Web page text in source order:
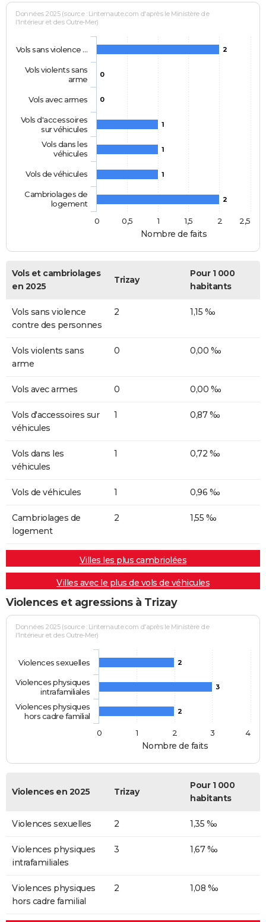
Nombre de faits
Données 2025 (source : Linternaute.com d'après le Ministère de
l'Intérieur et des Outre-Mer)
2
0
0
1
1
1
2
Vols sans violence …
Vols violents sans
arme
Vols avec armes
Vols d'accessoires
sur véhicules
Vols dans les
véhicules
Vols de véhicules
Cambriolages de
logement
0
0,5 1 1,5 2 2,5
Vols et cambriolages
en 2025
Trizay
Pour 1 000
habitants
Vols sans violence
contre des personnes
2 1,15 ‰
Vols violents sans
arme
0 0,00 ‰
Vols avec armes 0 0,00 ‰
Vols d'accessoires sur
véhicules
1 0,87 ‰
Vols dans les
véhicules
1 0,72 ‰
Vols de véhicules 1 0,96 ‰
Cambriolages de
logement
2 1,55 ‰
Villes les plus cambriolées
Villes avec le plus de vols de véhicules
Violences et agressions à Trizay
Nombre de faits
Données 2025 (source : Linternaute.com d'après le Ministère de
l'Intérieur et des Outre-Mer)
2
3
2
Violences sexuelles
Violences physiques
intrafamiliales
Violences physiques
hors cadre familial
0
1 2 3 4
Violences en 2025 Trizay
Pour 1 000
habitants
Violences sexuelles 2 1,35 ‰
Violences physiques
intrafamiliales
3 1,67 ‰
Violences physiques
hors cadre familial
2 1,08 ‰